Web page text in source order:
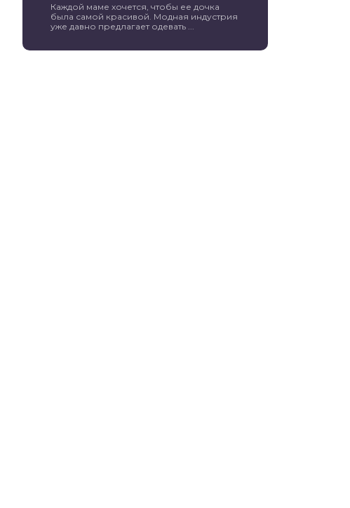
Каждой маме хочется, чтобы ее дочка
была самой красивой. Модная индустрия
уже давно предлагает одевать ...